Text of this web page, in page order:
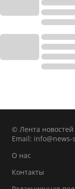
© Лента
Email:
О нас
Контакты